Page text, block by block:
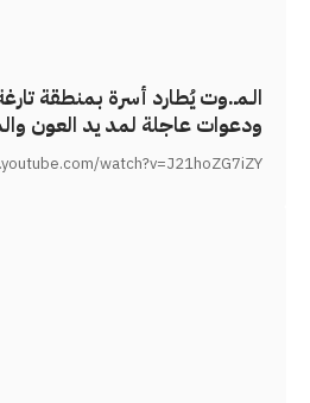
الـمـ.وت يُطارد أسرة بمنطقة
ودعوات عاجلة لمد يد العون
watch?v=J21hoZG7iZY